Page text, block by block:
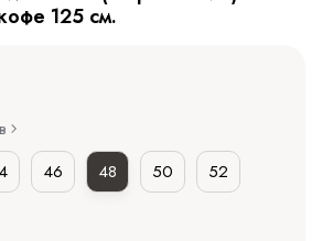
125 см.
46 48 50 52